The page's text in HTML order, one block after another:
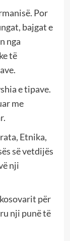
Por
bajgat e
nga
të
e tipave.
me
Etnika,
së vetdijës
nji
për
nji punë të